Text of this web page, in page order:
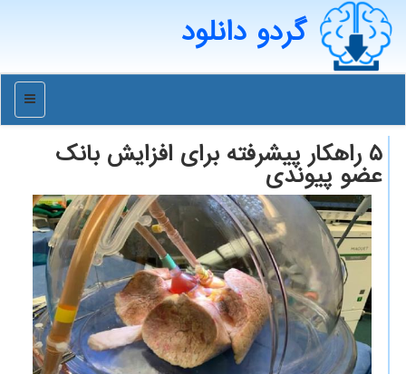
گردو دانلود
منو
۵ راهکار پیشرفته برای افزایش بانک
عضو پیوندی